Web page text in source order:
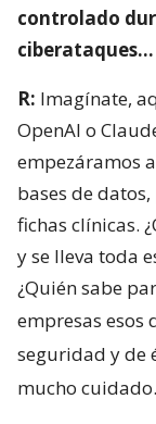
controlado
ciberataques…
R: Imagínate,
OpenAI o
empezáramos
bases de
fichas clínicas.
y se lleva toda
¿Quién sabe
empresas esos
seguridad y de
mucho cuidado.